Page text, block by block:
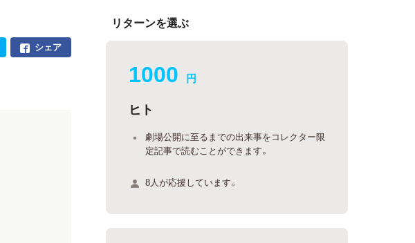
シェア
リターンを選ぶ
1000 円
ヒト
劇場公開に至るまでの出来事をコレクター限
定記事で読むことができます。
8人が応援しています。